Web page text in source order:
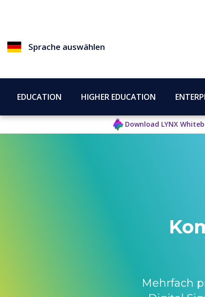
Sprache auswählen
EDUCATION HIGHER EDUCATION
Download LYNX
Mehrfach